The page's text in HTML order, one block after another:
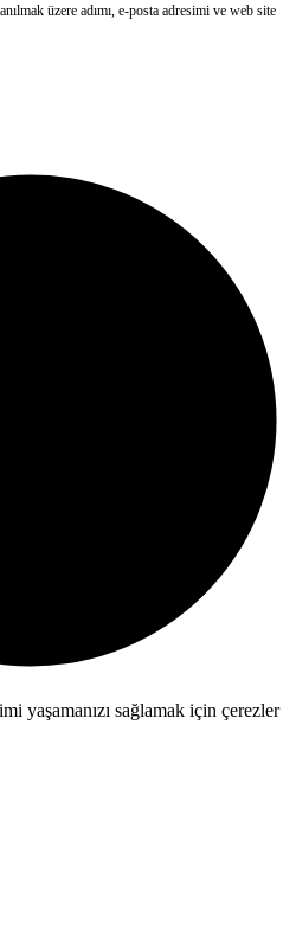
üzere adımı, e-posta adresimi ve web site
yaşamanızı sağlamak için çerezler